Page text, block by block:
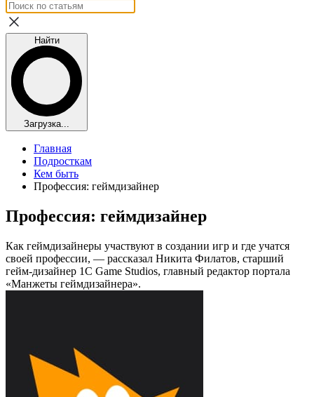
Найти
Загрузка...
Главная
Подросткам
Кем быть
Профессия: геймдизайнер
Профессия: геймдизайнер
Как геймдизайнеры участвуют в создании игр и где учатся
своей профессии, — рассказал Никита Филатов, старший
гейм-дизайнер 1C Game Studios, главный редактор портала
«Манжеты геймдизайнера».